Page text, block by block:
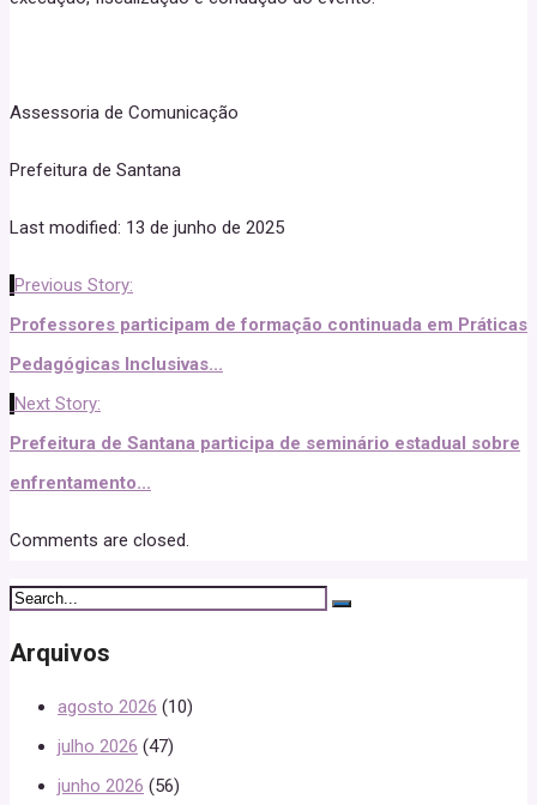
Assessoria de Comunicação
Prefeitura de Santana
Last modified: 13 de junho de 2025
Previous Story:
Professores participam de formação continuada em Práticas
Pedagógicas Inclusivas...
Next Story:
Prefeitura de Santana participa de seminário estadual sobre
enfrentamento...
Comments are closed.
Arquivos
agosto 2026 (10)
julho 2026 (47)
junho 2026 (56)